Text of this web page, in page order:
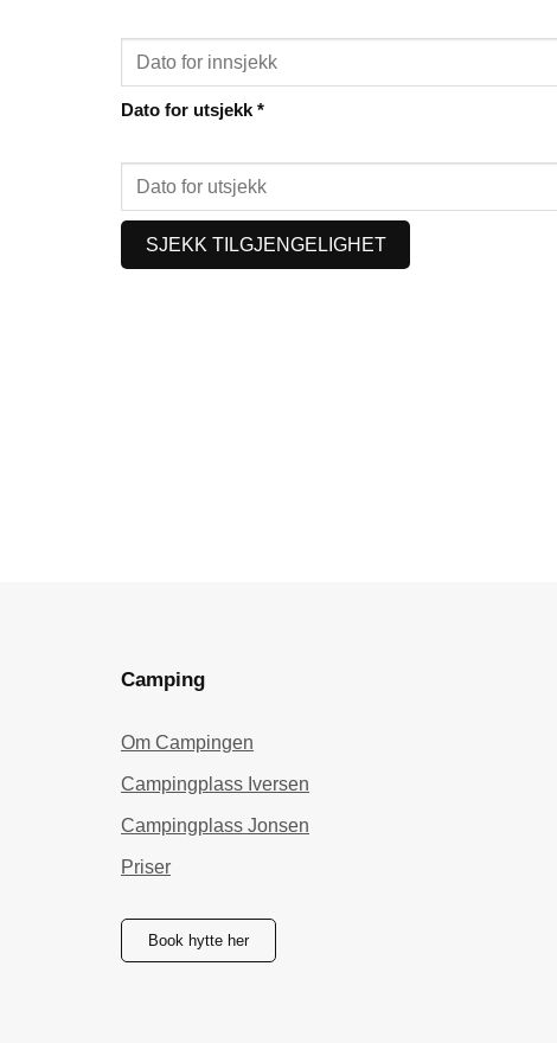
Dato for utsjekk *
Camping
Om Campingen
Campingplass Iversen
Campingplass Jonsen
Priser
Book hytte her